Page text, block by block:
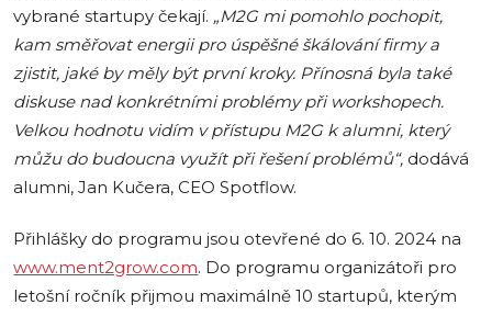
vybrané startupy čekají. „M2G mi pomohlo pochopit,
kam směřovat energii pro úspěšné škálování firmy a
zjistit, jaké by měly být první kroky. Přínosná byla také
diskuse nad konkrétními problémy při workshopech.
Velkou hodnotu vidím v přístupu M2G k alumni, který
můžu do budoucna využít při řešení problémů“, dodává
alumni, Jan Kučera, CEO Spotflow.
Přihlášky do programu jsou otevřené do 6. 10. 2024 na
www.ment2grow.com. Do programu organizátoři pro
letošní ročník přijmou maximálně 10 startupů, kterým